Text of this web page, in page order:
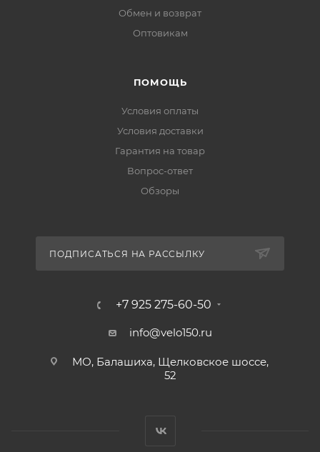
Обмен и возврат
Оптовикам
ПОМОЩЬ
Условия оплаты
Условия доставки
Гарантия на товар
Вопрос-ответ
Обзоры
ПОДПИСАТЬСЯ НА РАССЫЛКУ
+7 925 275-60-50
info@velo150.ru
МО, Балашиха, Щелковское шоссе,
52